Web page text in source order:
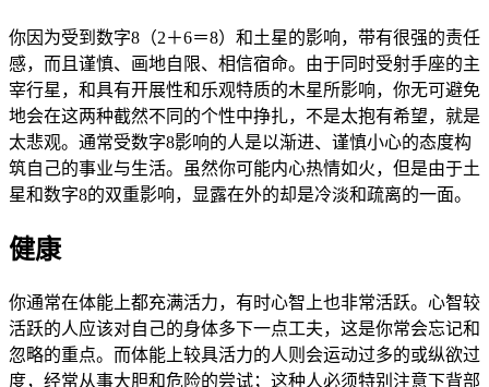
你因为受到数字8（2＋6＝8）和土星的影响，带有很强的责任
感，而且谨慎、画地自限、相信宿命。由于同时受射手座的主
宰行星，和具有开展性和乐观特质的木星所影响，你无可避免
地会在这两种截然不同的个性中挣扎，不是太抱有希望，就是
太悲观。通常受数字8影响的人是以渐进、谨慎小心的态度构
筑自己的事业与生活。虽然你可能内心热情如火，但是由于土
星和数字8的双重影响，显露在外的却是冷淡和疏离的一面。
健康
你通常在体能上都充满活力，有时心智上也非常活跃。心智较
活跃的人应该对自己的身体多下一点工夫，这是你常会忘记和
忽略的重点。而体能上较具活力的人则会运动过多的或纵欲过
度，经常从事大胆和危险的尝试；这种人必须特别注意下背部